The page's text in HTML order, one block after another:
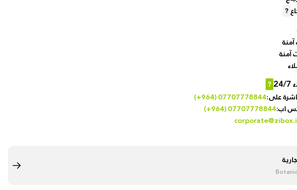
&
?
آمنة
?
على:(+964) 07707778844
اب:(+964) 07707778844